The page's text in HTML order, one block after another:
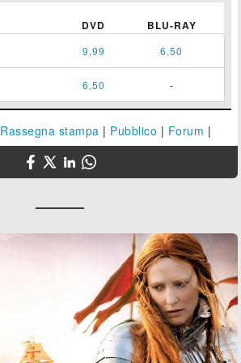
DVD BLU-RAY
9,99 6,50
6,50 -
Rassegna stampa | Pubblico | Forum |
